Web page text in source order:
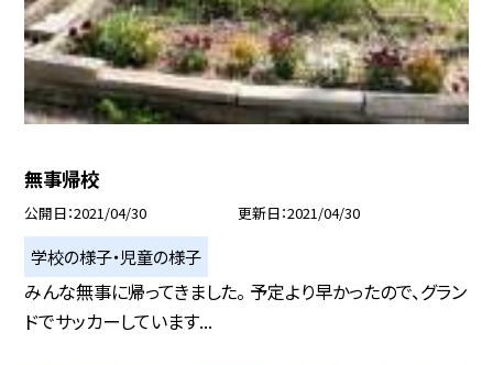
無事帰校
公開日 2021/04/30 更新日 2021/04/30
学校の様子・児童の様子
みんな無事に帰ってきました。 予定より早かったので、グラン
ドでサッカーしています...